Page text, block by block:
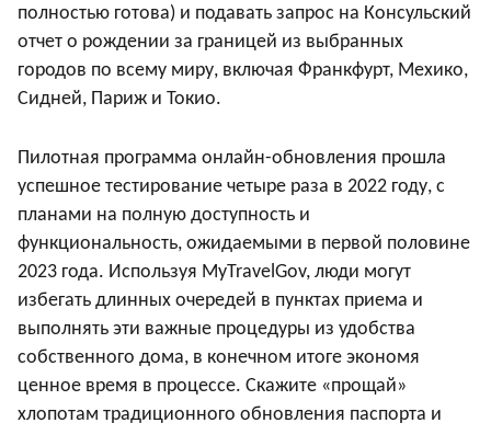
полностью готова) и подавать запрос на Консульский
отчет о рождении за границей из выбранных
городов по всему миру, включая Франкфурт, Мехико,
Сидней, Париж и Токио.
Пилотная программа онлайн-обновления прошла
успешное тестирование четыре раза в 2022 году, с
планами на полную доступность и
функциональность, ожидаемыми в первой половине
2023 года. Используя MyTravelGov, люди могут
избегать длинных очередей в пунктах приема и
выполнять эти важные процедуры из удобства
собственного дома, в конечном итоге экономя
ценное время в процессе. Скажите «прощай»
хлопотам традиционного обновления паспорта и